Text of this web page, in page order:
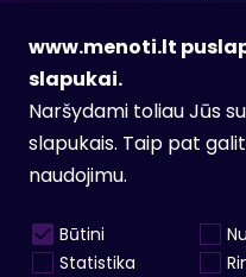
www.menoti.lt
slapukai.
Naršydami toliau Jūs
slapukais. Taip pat
naudojimu.
Būtini
Statistika